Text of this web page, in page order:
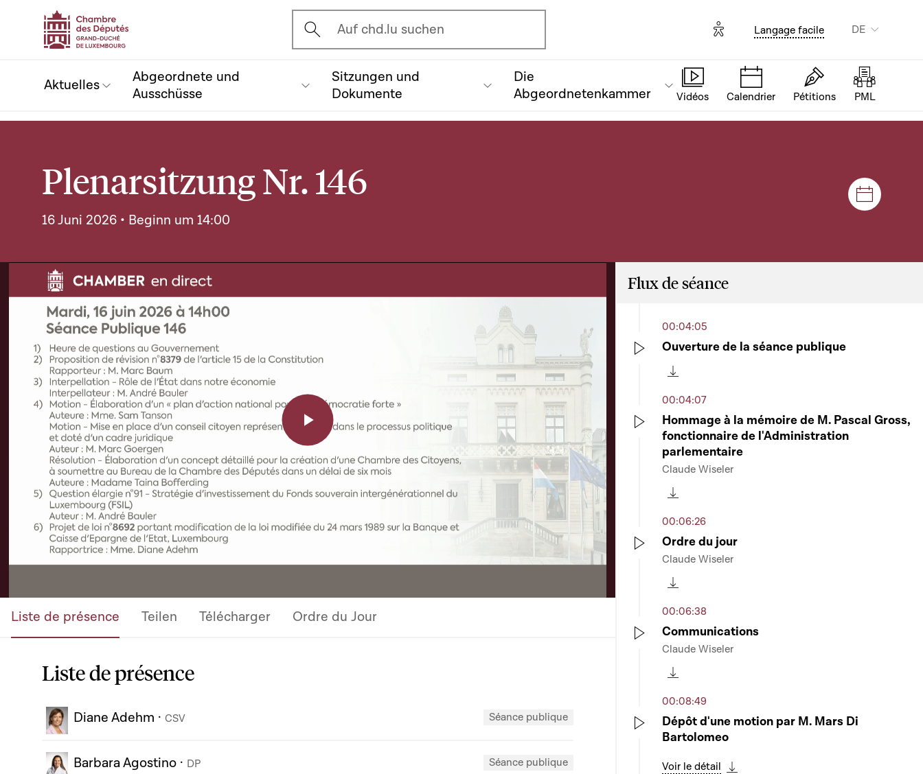
Ouvrir l'écran de recherche
Auf chd.lu suchen Options d'accessibilité
Langage facile DE
Aktuelles
Abgeordnete und
Ausschüsse
Sitzungen und
Dokumente
Die
Abgeordnetenkammer
Vidéos Calendrier Pétitions PML
Plenarsitzung Nr. 146
16 Juni 2026 • Beginn um 14:00
Plenar-
Play
Video
Liste de présence Teilen Télécharger Ordre du Jour
Liste de présence
Diane Adehm · CSV Séance publique
Barbara Agostino · DP Séance publique
Flux de séance
00:04:05
Ouverture de la séance publique
00:04:07
Hommage à la mémoire de M. Pascal Gross,
fonctionnaire de l'Administration
parlementaire
Claude Wiseler
Play
00:06:26
Ordre du jour
Claude Wiseler
Play
00:06:38
Communications
Claude Wiseler
Play
00:08:49
Dépôt d'une motion par M. Mars Di
Bartolomeo
Voir le détail
Play